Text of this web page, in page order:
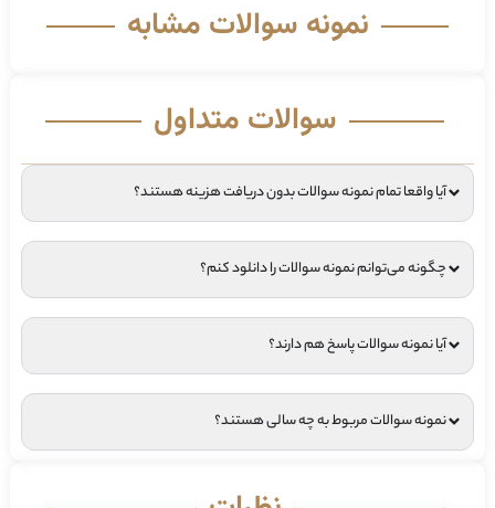
نمونه سوالات مشابه
سوالات متداول
آیا واقعا تمام نمونه سوالات بدون دریافت هزینه هستند؟
چگونه می‌توانم نمونه سوالات را دانلود کنم؟
آیا نمونه سوالات پاسخ هم دارند؟
نمونه سوالات مربوط به چه سالی هستند؟